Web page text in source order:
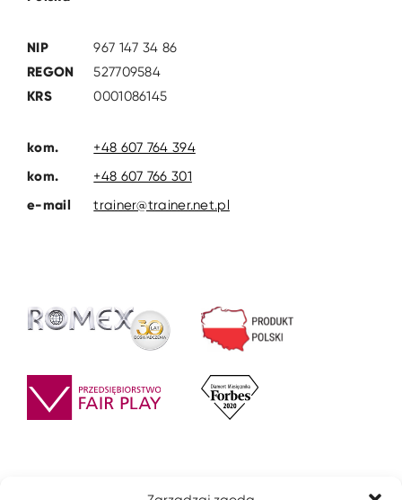
NIP
967 147 34 86
REGON
527709584
KRS
0001086145
kom.
+48 607 764 394
kom.
+48 607 766 301
e-mail
trainer@trainer.net.pl